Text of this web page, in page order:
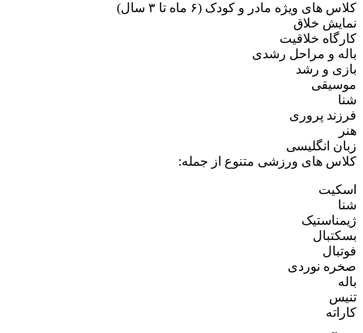
های ویژه مادر و کودک (۶ ماه تا ۳ سال)
خلاق
خلاقیت
و مراحل رشدی
و رشد
پروری
انگلیسی
های ورزشی متنوع از جمله:
نوردی